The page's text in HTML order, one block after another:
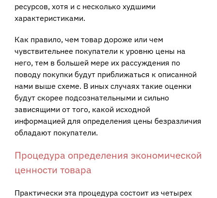
ресурсов, хотя и с несколько худшими
характеристиками.
Как правило, чем товар дороже или чем
чувствительнее покупатели к уровню цены на
него, тем в большей мере их рассуждения по
поводу покупки будут приближаться к описанной
нами выше схеме. В иных случаях такие оценки
будут скорее подсознательными и сильно
зависящими от того, какой исходной
информацией для определения цены безразличия
обладают покупатели.
Процедура определения экономической
ценности товара
Практически эта процедура состоит из четырех